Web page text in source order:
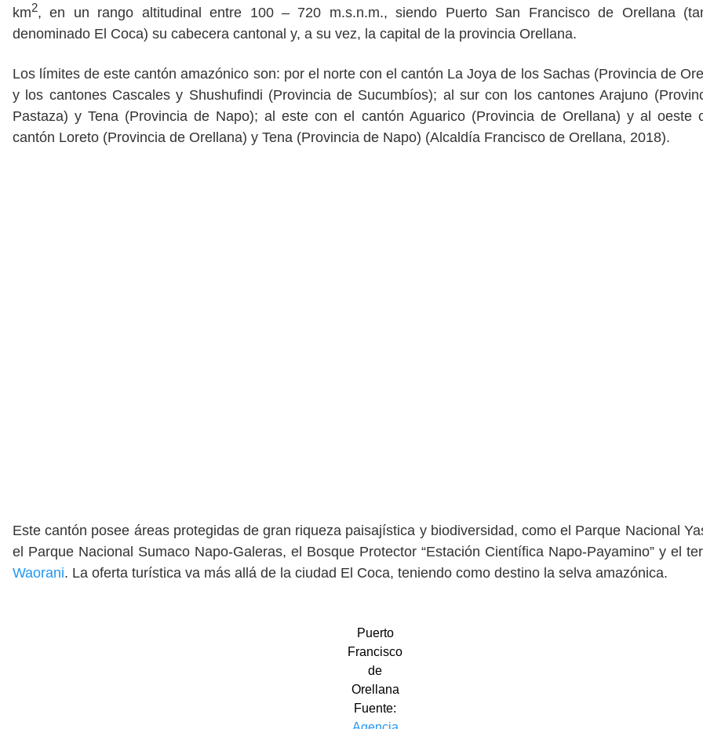
km2, en un rango altitudinal entre 100 – 720 m.s.n.m., siendo Puerto San Francisco de Orellana
denominado El Coca) su cabecera cantonal y, a su vez, la capital de la provincia Orellana.
Los límites de este cantón amazónico son: por el norte con el cantón La Joya de los Sachas (Provincia de
y los cantones Cascales y Shushufindi (Provincia de Sucumbíos); al sur con los cantones Arajuno
Pastaza) y Tena (Provincia de Napo); al este con el cantón Aguarico (Provincia de Orellana) y al oeste
cantón Loreto (Provincia de Orellana) y Tena (Provincia de Napo) (Alcaldía Francisco de Orellana, 2018).
Este cantón posee áreas protegidas de gran riqueza paisajística y biodiversidad, como el Parque Nacional
el Parque Nacional Sumaco Napo-Galeras, el Bosque Protector “Estación Científica Napo-Payamino” y el
Waorani. La oferta turística va más allá de la ciudad El Coca, teniendo como destino la selva amazónica.
Puerto
Francisco
de
Orellana
Fuente: